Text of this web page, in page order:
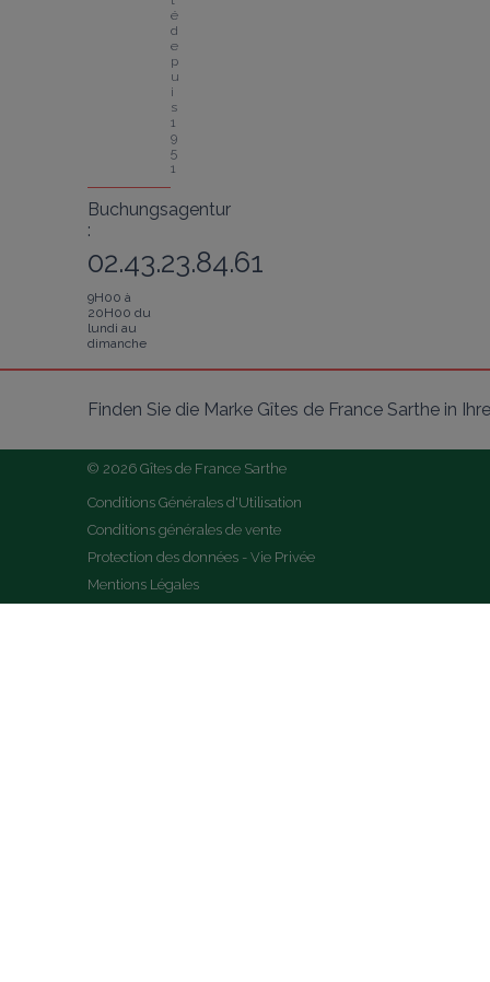
é
d
e
p
u
i
s
1
9
5
1
Buchungsagentur
:
02.43.23.84.61
9H00 à
20H00 du
lundi au
dimanche
Finden Sie die Marke Gîtes de France Sarthe in
© 2026 Gîtes de France Sarthe
Conditions Générales d'Utilisation
Conditions générales de vente
Protection des données - Vie Privée
Mentions Légales